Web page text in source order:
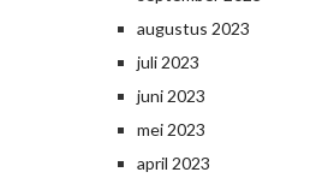
augustus 2023
juli 2023
juni 2023
mei 2023
april 2023